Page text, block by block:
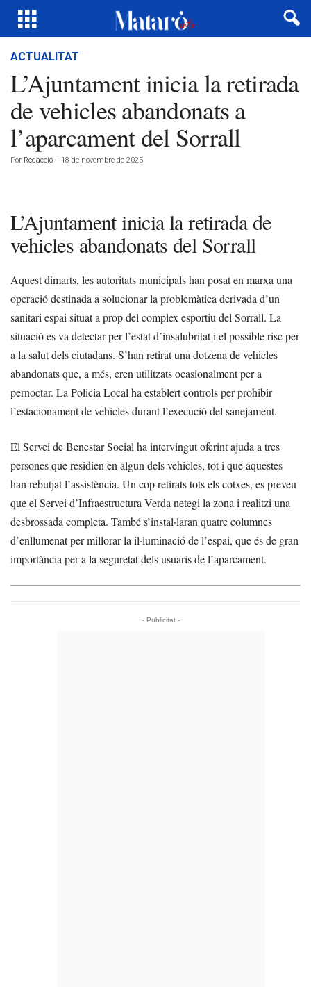
ACTUALITAT
L’Ajuntament inicia la retirada
de vehicles abandonats a
l’aparcament del Sorrall
Por Redacció - 18 de novembre de 2025
L’Ajuntament inicia la retirada de
vehicles abandonats del Sorrall
Aquest dimarts, les autoritats municipals han posat en marxa una
operació destinada a solucionar la problemàtica derivada d’un
sanitari espai situat a prop del complex esportiu del Sorrall. La
situació es va detectar per l’estat d’insalubritat i el possible risc per
a la salut dels ciutadans. S’han retirat una dotzena de vehicles
abandonats que, a més, eren utilitzats ocasionalment per a
pernoctar. La Policia Local ha establert controls per prohibir
l’estacionament de vehicles durant l’execució del sanejament.
El Servei de Benestar Social ha intervingut oferint ajuda a tres
persones que residien en algun dels vehicles, tot i que aquestes
han rebutjat l’assistència. Un cop retirats tots els cotxes, es preveu
que el Servei d’Infraestructura Verda netegi la zona i realitzi una
desbrossada completa. També s’instal·laran quatre columnes
d’enllumenat per millorar la il·luminació de l’espai, que és de gran
importància per a la seguretat dels usuaris de l’aparcament.
- Publicitat -